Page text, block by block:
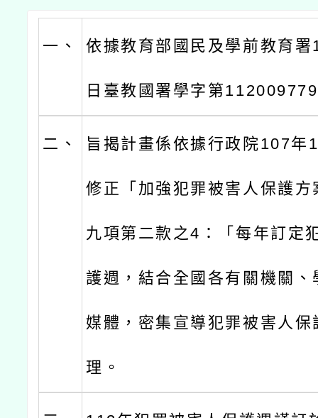
一、 依據教育部國民及學前教育
日臺教國署學字第
二、 旨揭計畫係依據行政院107年
修正「加強犯罪被害人保護方
九項第二款之4：「每年訂定
護週，結合全國各有關機關、
媒體，密集宣導犯罪被害人保
理。